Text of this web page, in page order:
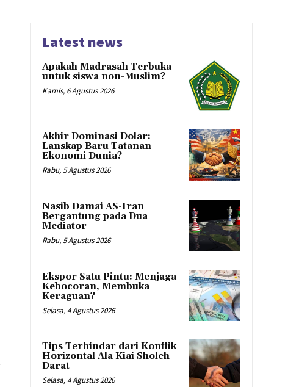
Latest news
Apakah Madrasah Terbuka
untuk siswa non-Muslim?
Kamis, 6 Agustus 2026
Akhir Dominasi Dolar:
Lanskap Baru Tatanan
Ekonomi Dunia?
Rabu, 5 Agustus 2026
Nasib Damai AS-Iran
Bergantung pada Dua
Mediator
Rabu, 5 Agustus 2026
Ekspor Satu Pintu: Menjaga
Kebocoran, Membuka
Keraguan?
Selasa, 4 Agustus 2026
Tips Terhindar dari Konflik
Horizontal Ala Kiai Sholeh
Darat
Selasa, 4 Agustus 2026